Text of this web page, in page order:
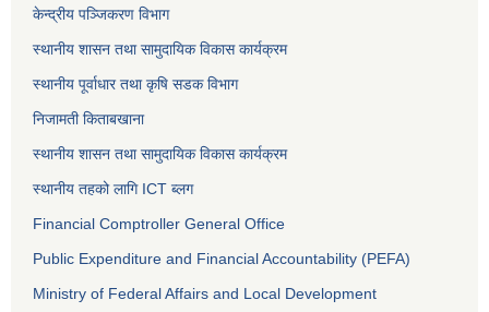
केन्द्रीय पञ्जिकरण विभाग
स्थानीय शासन तथा सामुदायिक विकास कार्यक्रम
स्थानीय पूर्वाधार तथा कृषि सडक विभाग
निजामती किताबखाना
स्थानीय शासन तथा सामुदायिक विकास कार्यक्रम
स्थानीय तहको लागि ICT ब्लग
Financial Comptroller General Office
Public Expenditure and Financial Accountability (PEFA)
Ministry of Federal Affairs and Local Development